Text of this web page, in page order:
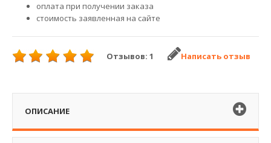
оплата при получении заказа
стоимость заявленная на сайте
Отзывов: 1 Написать отзыв
ОПИСАНИЕ